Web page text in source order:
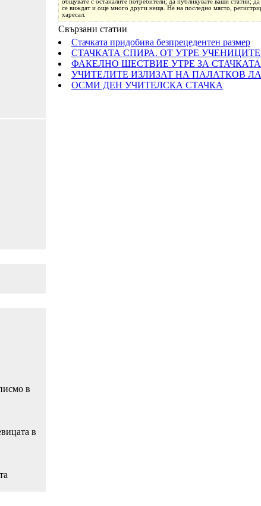
в
в
общувате с останалите потребители; да публикувате ваши статии;
се виждат и още много други неща. Не на последно място,
харесал.
Свързани статии
Стачката придобива безпрецедентен размер
СТАЧКАТА СПИРА. ОТ УТРЕ
ФАКЕЛНО ШЕСТВИЕ УТРЕ ЗА СТАЧКАТА
УЧИТЕЛИТЕ ИЗЛИЗАТ НА ПАЛАТКОВ
ОСМИ ДЕН УЧИТЕЛСКА СТАЧКА